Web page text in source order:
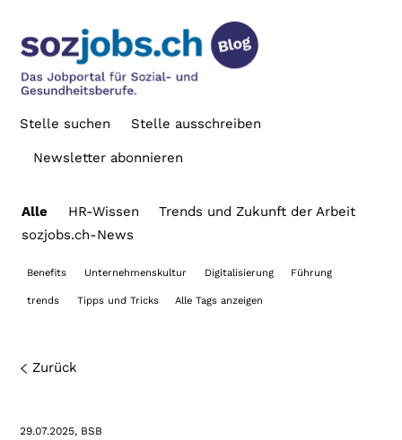
Stelle ausschreiben
Stelle suchen
Newsletter abonnieren
Alle HR-Wissen
Trends und Zukunft der Arbeit
sozjobs.ch-News
Benefits Unternehmenskultur Digitalisierung Führung
trends Tipps und Tricks Alle Tags anzeigen
Zurück
29.07.2025 BSB